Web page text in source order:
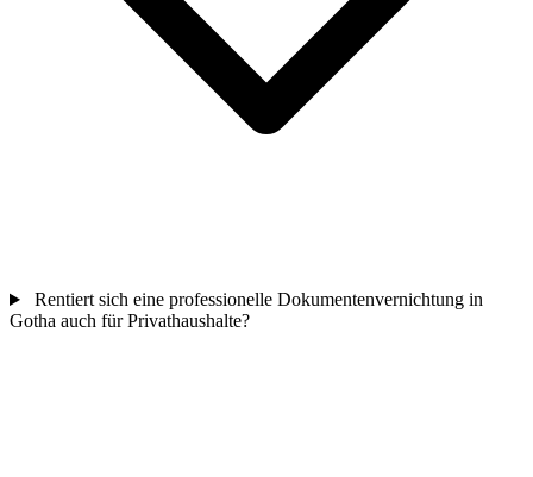
Rentiert sich eine professionelle Dokumentenvernichtung in
Gotha auch für Privathaushalte?